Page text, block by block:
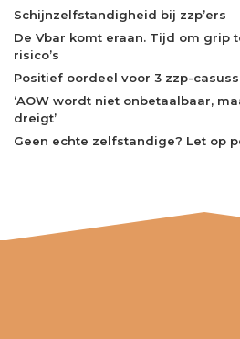
Schijnzelfstandigheid bij zzp’ers
De Vbar komt eraan. Tijd om grip
risico’s
Positief oordeel voor 3 zzp-
‘AOW wordt niet onbetaalbaar,
dreigt’
Geen echte zelfstandige? Let op